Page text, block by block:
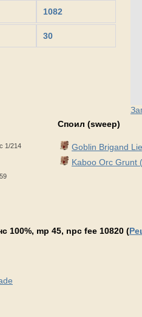
1082
30
1/214
Споил (sweep)
Goblin Brigand
Kaboo Orc Grunt
100%, mp 45, npc fee 10820 (